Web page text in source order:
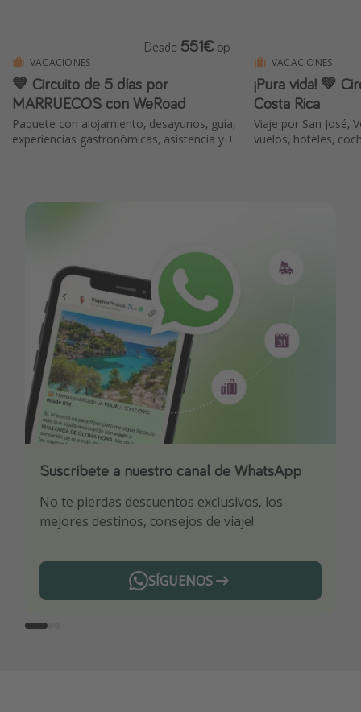
VACACIONES
💙 Circuito de 5 días por
MARRUECOS con WeRoad
Paquete con alojamiento, desayunos, guía,
experiencias gastronómicas, asistencia y +
Desde 551€ pp
VACACIONES
¡Pura vida! 💚
Costa Rica
Viaje por San José,
vuelos, hoteles,
Suscríbete a nuestro canal de WhatsApp
No te pierdas descuentos exclusivos, los
mejores destinos, consejos de viaje!
SÍGUENOS
Descarga nuestra app
Sé el primero en reservar nuestros chollazos
¡Suscríbete a nuestro canal de Telegram!
¡Recibe las mejores ofertas seleccionadas para
ti por nuestros expertos en viajes
Telegram